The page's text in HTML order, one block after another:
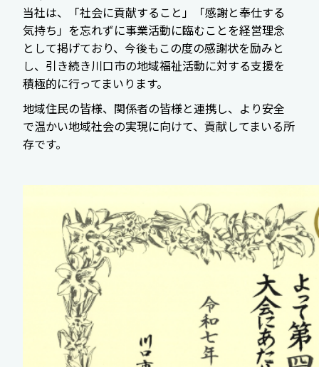
当社は、「社会に貢献すること」「感謝と奉仕する
気持ち」を忘れずに事業活動に臨むことを経営理念
として掲げており、今後もこの度の感謝状を励みと
し、引き続き川口市の地域福祉活動に対する支援を
積極的に行ってまいります。
地域住民の皆様、関係者の皆様と連携し、より安全
で温かい地域社会の実現に向けて、貢献してまいる所
存です。